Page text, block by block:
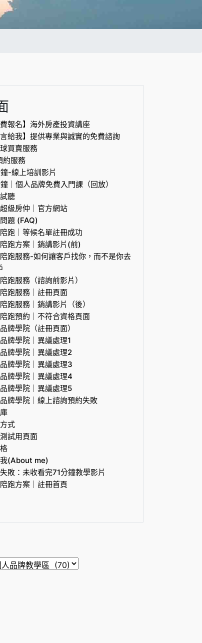
費報名】海外房產投資講座
言給我】提供專業與誠實的免費諮詢
買賣服務
服務
-線上培訓影片
｜個人品牌免費入門課（回放）
聽
級房仲｜官方網站
題 (FAQ)
跑｜等候名單註冊成功
跑方案｜銷講影片(前)
跑服務-如何讓客戶找你，而不是你去
跑服務（諮詢前影片）
跑服務｜註冊頁面
跑服務｜銷講影片（後）
跑預約｜不符合資格頁面
牌學院（註冊頁面）
牌學院｜異議處理1
牌學院｜異議處理2
牌學院｜異議處理3
牌學院｜異議處理4
牌學院｜異議處理5
牌學院｜線上諮詢預約失敗
式
試用頁面
(About me)
敗：未收看完71分鐘教學影片
跑方案｜註冊首頁